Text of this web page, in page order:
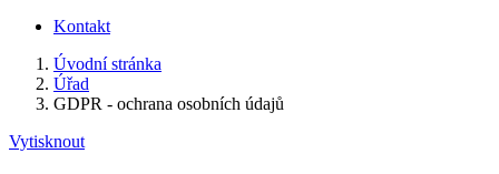
Kontakt
Úvodní stránka
Úřad
GDPR - ochrana osobních údajů
Vytisknout